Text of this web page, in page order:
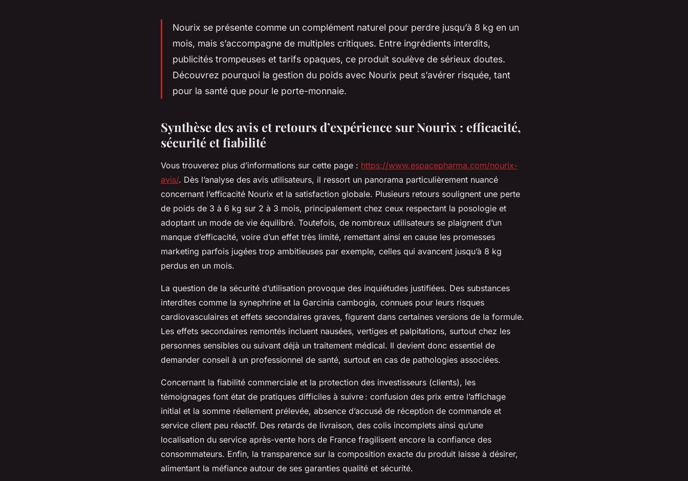
Nourix se présente comme un complément naturel pour perdre jusqu’à 8 kg en un
mois, mais s’accompagne de multiples critiques. Entre ingrédients interdits,
publicités trompeuses et tarifs opaques, ce produit soulève de sérieux doutes.
Découvrez pourquoi la gestion du poids avec Nourix peut s’avérer risquée, tant
pour la santé que pour le porte-monnaie.
Synthèse des avis et retours d’expérience sur Nourix : efficacité,
sécurité et fiabilité
Vous trouverez plus d’informations sur cette page : https://www.espacepharma.com/nourix-
avis/. Dès l’analyse des avis utilisateurs, il ressort un panorama particulièrement nuancé
concernant l’efficacité Nourix et la satisfaction globale. Plusieurs retours soulignent une perte
de poids de 3 à 6 kg sur 2 à 3 mois, principalement chez ceux respectant la posologie et
adoptant un mode de vie équilibré. Toutefois, de nombreux utilisateurs se plaignent d’un
manque d’efficacité, voire d’un effet très limité, remettant ainsi en cause les promesses
marketing parfois jugées trop ambitieuses par exemple, celles qui avancent jusqu’à 8 kg
perdus en un mois.
La question de la sécurité d’utilisation provoque des inquiétudes justifiées. Des substances
interdites comme la synephrine et la Garcinia cambogia, connues pour leurs risques
cardiovasculaires et effets secondaires graves, figurent dans certaines versions de la formule.
Les effets secondaires remontés incluent nausées, vertiges et palpitations, surtout chez les
personnes sensibles ou suivant déjà un traitement médical. Il devient donc essentiel de
demander conseil à un professionnel de santé, surtout en cas de pathologies associées.
Concernant la fiabilité commerciale et la protection des investisseurs (clients), les
témoignages font état de pratiques difficiles à suivre : confusion des prix entre l’affichage
initial et la somme réellement prélevée, absence d’accusé de réception de commande et
service client peu réactif. Des retards de livraison, des colis incomplets ainsi qu’une
localisation du service après-vente hors de France fragilisent encore la confiance des
consommateurs. Enfin, la transparence sur la composition exacte du produit laisse à désirer,
alimentant la méfiance autour de ses garanties qualité et sécurité.